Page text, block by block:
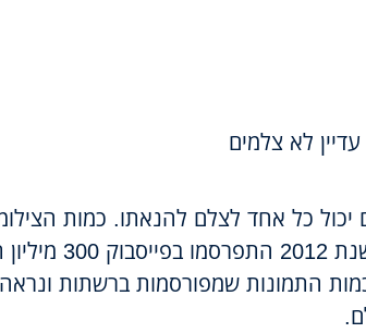
לא צלמים
יכול כל אחד לצלם להנאתו. כמות
עצומה – לפני 7
התמונות שמפורסמות ברשתות